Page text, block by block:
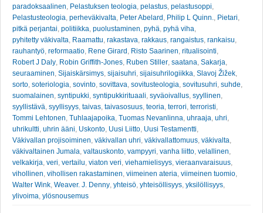
paradoksaalinen, Pelastuksen teologia, pelastus, pelastusoppi,
Pelastusteologia, perheväkivalta, Peter Abelard , Philip L Quinn., Pietari,
pitkä perjantai, politiikka, puolustaminen, pyhä, pyhä viha,
pyhitetty väkivalta, Raamattu, rakastava, rakkaus, rangaistus, rankaisu,
rauhantyö, reformaatio, Rene Girard , Risto Saarinen, ritualisointi,
Robert J Daly, Robin Griffith-Jones, Ruben Stiller, saatana, Sakarja,
seuraaminen, Sijaiskärsimys, sijaisuhri, sijaisuhrilogiikka, Slavoj Žižek,
sorto, soteriologia, sovinto, sovittava, sovitusteologia, sovitusuhri, suhde,
suomalainen, syntipukki, syntipukkirituaali, syväoivallus, syyllinen,
syyllistävä, syyllisyys, taivas, taivasosuus, teoria, terrori, terroristi,
Tommi Lehtonen, Tuhlaajapoika, Tuomas Nevanlinna, uhraaja, uhri,
uhrikultti, uhrin ääni, Uskonto, Uusi Liitto, Uusi Testamentti,
Väkivallan projisoiminen, väkivallan uhri, väkivallattomuus, väkivalta,
väkivaltainen Jumala, valtauskonto, vampyyri, vanha liitto, velallinen,
velkakirja, veri, vertailu, viaton veri, viehamielisyys, vieraanvaraisuus,
vihollinen, vihollisen rakastaminen, viimeinen ateria, viimeinen tuomio,
Walter Wink, Weaver. J. Denny, yhteisö, yhteisöllisyys, yksilöllisyys,
ylivoima, ylösnousemus